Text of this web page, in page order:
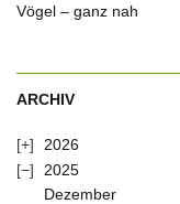
Vögel – ganz nah
ARCHIV
2026
2025
Dezember